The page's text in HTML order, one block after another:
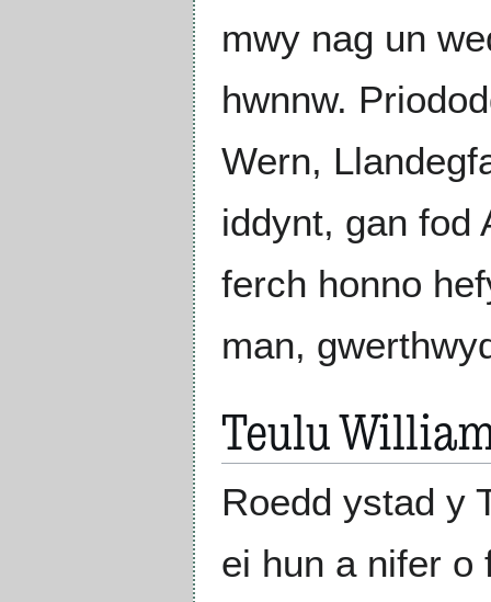
mwy nag un
hwnnw.
Wern,
iddynt, gan fod
ferch honno
man,
Teulu
Roedd ystad y
ei hun a nifer o